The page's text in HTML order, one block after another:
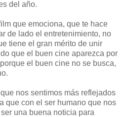
del año.
que emociona, que te hace
de lado el entretenimiento, no
tiene el gran mérito de unir
que el buen cine aparezca por
el buen cine no se busca,
nos sentimos más reflejados
que con el ser humano que nos
una buena noticia para